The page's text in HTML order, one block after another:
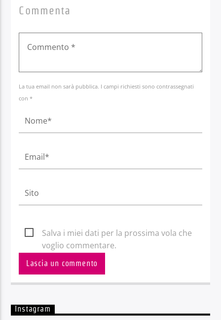
Commenta
La tua email non sarà pubblica. I campi richiesti sono contrassegnati
con *
Salva i miei dati per la prossima vola che
voglio commentare.
Instagram